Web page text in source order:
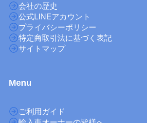
会社の歴史
公式LINEアカウント
プライバシーポリシー
特定商取引法に基づく表記
サイトマップ
Menu
ご利用ガイド